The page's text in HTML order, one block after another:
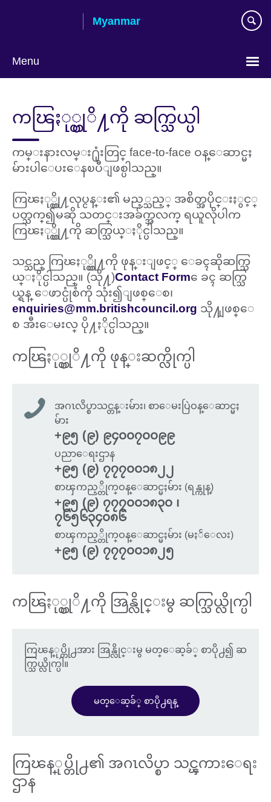
Myanmar
Menu
language
ကၽြႏု္ပ္တုိ႔ကို ဆက္သြယ္ပါ
ကမ္းနားလမ္း႐ုံးတြင္ face-to-face ဝန္ေဆာင္မႈ
မ်ားပါေပးေနၿပီျဖစ္ပါသည္။
ကြၽႏု္ပ္တို႔လုပ္ငန္း၏ မည့္သည့္ အစိတ္အပိုင္းႏွင့္
ပတ္သက္၍မဆို သတင္းအခ်က္အလက္ ရယူလိုပါက
ကြၽႏု္ပ္တို႔ကို ဆက္သြယ္ႏိုင္ပါသည္။
သင္သည္ ကြၽႏု္ပ္တို႔ကို ဖုန္းျဖင့္ ေခၚဆိုဆက္သြ
ယ္ႏိုင္ပါသည္။ (သို႔)Contact Formေခၚ ဆက္သြ
ယ္ရန္ ေဖာင္ပုံစံကို သုံး၍ျဖစ္ေစ၊
enquiries@mm.britishcouncil.org သို႔ျဖစ္ေ
စ အီးေမးလ္ ပို႔ႏိုင္ပါသည္။
ကၽြႏု္ပ္တုိ႔ကို ဖုန္းဆက္လိုက္ပါ
အဂၤလိပ္စာသင္တန္းမ်ား၊ စာေမးပြဲဝန္ေဆာင္မႈ
မ်ား
+၉၅ (၉) ၉၄၀၀၇၀၀၉၉
ပညာေရးဌာန
+၉၅ (၉) ၇၇၇၀၀၁၈၂၂
စာၾကည့္တိုက္ဝန္ေဆာင္မႈမ်ား (ရန္ကုန္)
+၉၅ (၉) ၇၇၇၀၀၁၈၃၀ ၊
၇၆၅၆၃၄၀၈၆
စာၾကည့္တိုက္ဝန္ေဆာင္မႈမ်ား (မႏၲေလး)
+၉၅ (၉) ၇၇၇၀၀၁၈၂၅
ကၽြႏု္ပ္တုိ႔ကို အြန္လိုင္းမွ ဆက္သြယ္လိုက္ပါ
ကြၽန္ုပ္တို႕အား အြန္လိုင္းမွ မတ္ေဆ့ခ်္ စာပို႕၍ ဆ
က္သြယ္လိုက္ပါ။
မတ္ေဆ့ခ်္ စာပို႕ရန္
ကြၽန္ုပ္တို႕၏ အဂၤလိပ္စာ သင္ၾကားေရး
ဌာန